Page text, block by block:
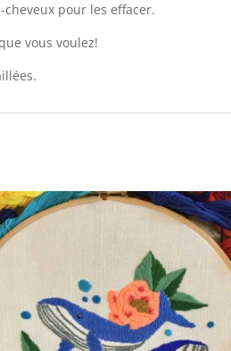
pour les effacer.
vous voulez!